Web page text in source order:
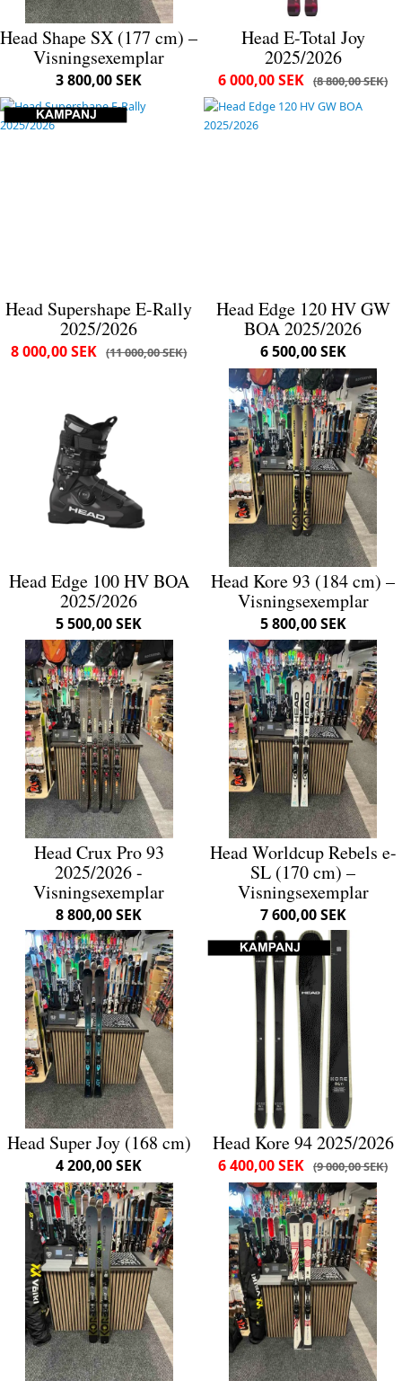
Head Shape SX (177 cm) –
Visningsexemplar
3 800,00 SEK
Head E-Total Joy
2025/2026
8 800,00 SEK
6 000,00 SEK
Head Supershape E-Rally
2025/2026
11 000,00 SEK
8 000,00 SEK
Head Edge 120 HV GW
BOA 2025/2026
6 500,00 SEK
Head Edge 100 HV BOA
2025/2026
5 500,00 SEK
Head Kore 93 (184 cm) –
Visningsexemplar
5 800,00 SEK
Head Crux Pro 93
2025/2026 -
Visningsexemplar
8 800,00 SEK
Head Worldcup Rebels e-
SL (170 cm) –
Visningsexemplar
7 600,00 SEK
Head Super Joy (168 cm)
4 200,00 SEK
Head Kore 94 2025/2026
9 000,00 SEK
6 400,00 SEK